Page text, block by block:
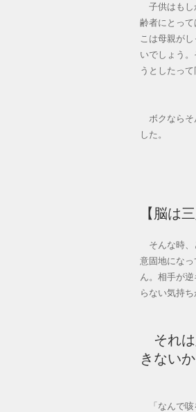
子供はもし
齢者にとっ
こは母親が
いでしょう
うとしたっ
ボクならそ
した。
【脳は
そんな時、
意固地にな
ん。相手が
らない気持
それは
きない
「なんで咳